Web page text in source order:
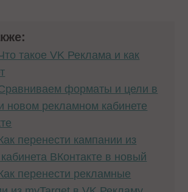
такое VK Реклама и как
форматы и цели в
новом рекламном кабинете
перенести кампании из
кабинета ВКонтакте в новый
перенести рекламные